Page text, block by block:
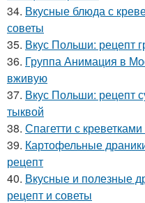
34. Вкусные блюда с
советы
35. Вкус Польши: рецепт
36. Группа Анимация в
вживую
37. Вкус Польши: рецепт
тыквой
38. Спагетти с
39. Картофельные
рецепт
40. Вкусные и полезные
рецепт и советы